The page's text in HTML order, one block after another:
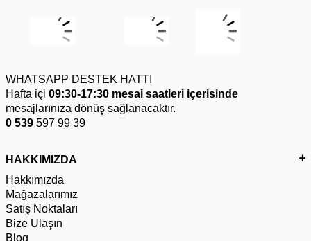
WHATSAPP DESTEK HATTI
Hafta içi 09:30-17:30 mesai saatleri içerisinde
mesajlarınıza dönüş sağlanacaktır.
0 539 597 99 39
HAKKIMIZDA
Hakkımızda
Mağazalarımız
Satış Noktaları
Bize Ulaşın
Blog